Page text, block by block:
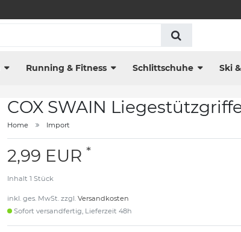
Running & Fitness Schlittschuhe Ski
COX SWAIN
Home Import
2,99 EUR *
Inhalt 1 Stück
inkl. ges. MwSt. zzgl. Versandkosten
Sofort versandfertig, Lieferzeit 48h